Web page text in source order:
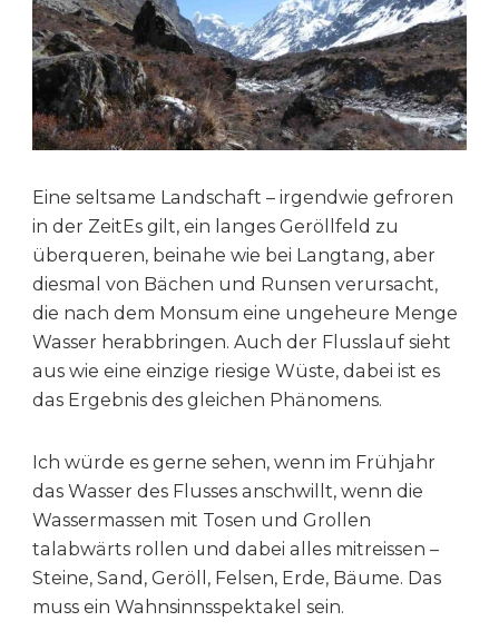
Eine seltsame Landschaft – irgendwie gefroren
in der ZeitEs gilt, ein langes Geröllfeld zu
überqueren, beinahe wie bei Langtang, aber
diesmal von Bächen und Runsen verursacht,
die nach dem Monsum eine ungeheure Menge
Wasser herabbringen. Auch der Flusslauf sieht
aus wie eine einzige riesige Wüste, dabei ist es
das Ergebnis des gleichen Phänomens.
Ich würde es gerne sehen, wenn im Frühjahr
das Wasser des Flusses anschwillt, wenn die
Wassermassen mit Tosen und Grollen
talabwärts rollen und dabei alles mitreissen –
Steine, Sand, Geröll, Felsen, Erde, Bäume. Das
muss ein Wahnsinnsspektakel sein.